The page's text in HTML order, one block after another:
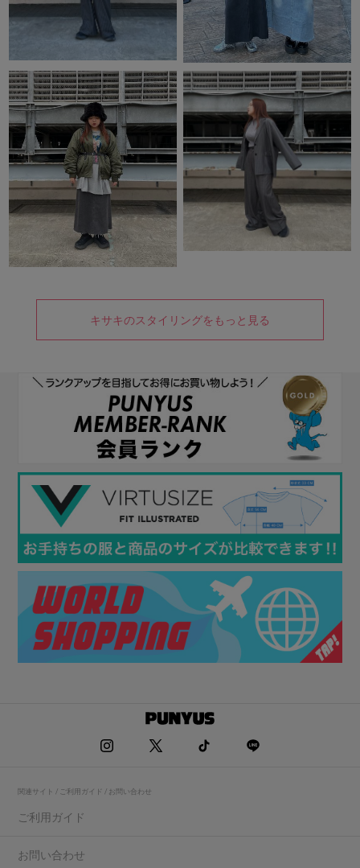
キサキのスタイリングをもっと見る
関連サイト / ご利用ガイド / お問い合わせ
ご利用ガイド
お問い合わせ